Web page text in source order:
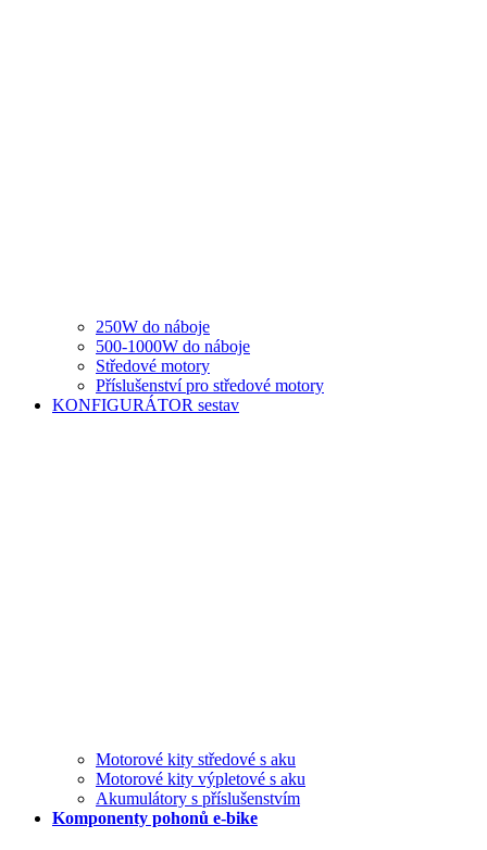
250W do náboje
500-1000W do náboje
Středové motory
Příslušenství pro středové motory
KONFIGURÁTOR sestav
Motorové kity středové s aku
Motorové kity výpletové s aku
Akumulátory s příslušenstvím
Komponenty pohonů e-bike